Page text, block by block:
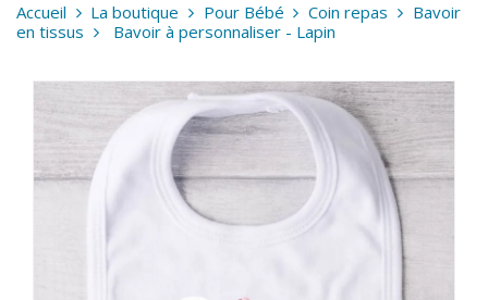
Accueil La boutique Pour Bébé Coin repas
Bavoir
en tissus
Bavoir à personnaliser - Lapin